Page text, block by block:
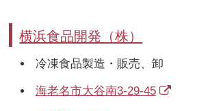
横浜食品開発（株）
冷凍食品製造・販売、卸
海老名市大谷南3-29-45